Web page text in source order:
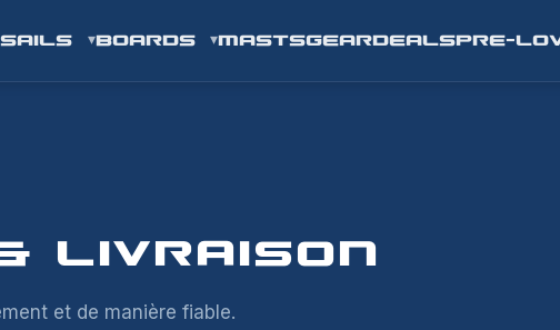
SAILS BOARDS MASTSGEARDEALSPRE-
LIVRAISON
et de manière fiable.